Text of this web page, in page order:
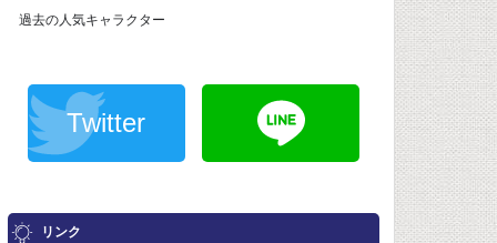
過去の人気キャラクター
Twitter
リンク